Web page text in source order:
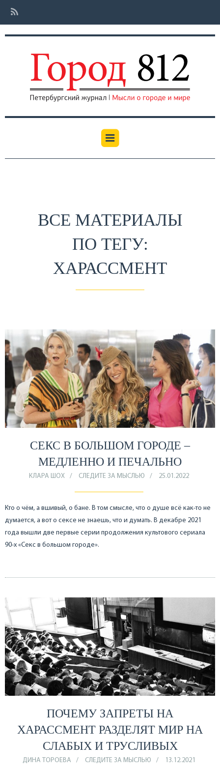
ВСЕ МАТЕРИАЛЫ
ПО ТЕГУ:
ХАРАССМЕНТ
СЕКС В БОЛЬШОМ ГОРОДЕ –
МЕДЛЕННО И ПЕЧАЛЬНО
КЛАРА ШОХ СЛЕДИТЕ ЗА МЫСЛЬЮ 25.01.2022
Кто о чём, а вшивый, о бане. В том смысле, что о душе всё как-то не
думается, а вот о сексе не знаешь, что и думать. В декабре 2021
года вышли две первые серии продолжения культового сериала
90-х «Секс в большом городе».
ПОЧЕМУ ЗАПРЕТЫ НА
ХАРАССМЕНТ РАЗДЕЛЯТ МИР НА
СЛАБЫХ И ТРУСЛИВЫХ
ДИНА ТОРОЕВА СЛЕДИТЕ ЗА МЫСЛЬЮ 13.12.2021